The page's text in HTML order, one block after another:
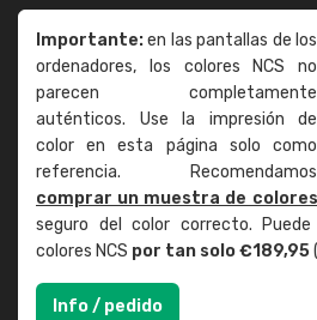
Importante:en las pantallas de los
ordenadores, los colores NCS no
parecen completamente
auténticos. Use la impresión de
color en esta página solo como
referencia. Recomendamos
comprar un muestra de
seguro del color correcto.
colores NCS por tan solo €189,95
Info / pedido